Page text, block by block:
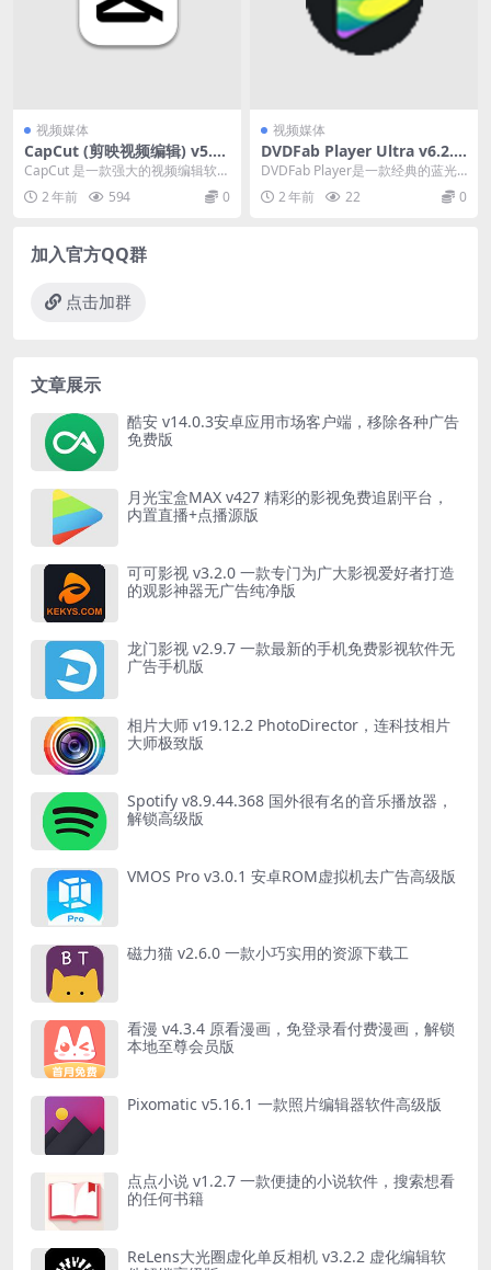
视频媒体
CapCut (剪映视频编辑) v5.6.
0.2062 中文官方免费版
CapCut 是一款强大的视频编辑软
件。这款应用享有盛誉，因为它具
有身临其境的编...
2 年前 594 0
视频媒体
DVDFab Player Ultra v6.2.0.
1 一款经典的蓝光播放器
DVDFab Player是一款经典的蓝光
播放器，DVDFab Player U...
2 年前 22 0
加入官方QQ群
点击加群
文章展示
酷安 v14.0.3安卓应用市场客户端，移除各种广告
免费版
月光宝盒MAX v427 精彩的影视免费追剧平台，
内置直播+点播源版
可可影视 v3.2.0 一款专门为广大影视爱好者打造
的观影神器无广告纯净版
龙门影视 v2.9.7 一款最新的手机免费影视软件无
广告手机版
相片大师 v19.12.2 PhotoDirector，连科技相片
大师极致版
Spotify v8.9.44.368 国外很有名的音乐播放器，
解锁高级版
VMOS Pro v3.0.1 安卓ROM虚拟机去广告高级版
磁力猫 v2.6.0 一款小巧实用的资源下载工
看漫 v4.3.4 原看漫画，免登录看付费漫画，解锁
本地至尊会员版
Pixomatic v5.16.1 一款照片编辑器软件高级版
点点小说 v1.2.7 一款便捷的小说软件，搜索想看
的任何书籍
ReLens大光圈虚化单反相机 v3.2.2 虚化编辑软